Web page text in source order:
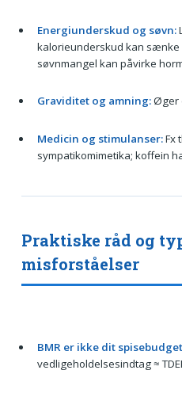
Energiunderskud og søvn:
kalorieunderskud kan sænke
søvnmangel kan påvirke
Graviditet og amning:Øger
Medicin og stimulanser:Fx
sympatikomimetika; koffein
Praktiske råd og
misforståelser
BMR er ikke dit
vedligeholdelsesindtag ≈